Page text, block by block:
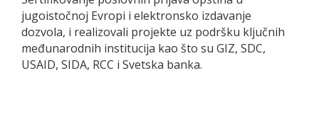
jugoistočnoj Evropi i elektronsko izdavanje
dozvola, i realizovali projekte uz podršku ključnih
međunarodnih institucija kao što su GIZ, SDC,
USAID, SIDA, RCC i Svetska banka.